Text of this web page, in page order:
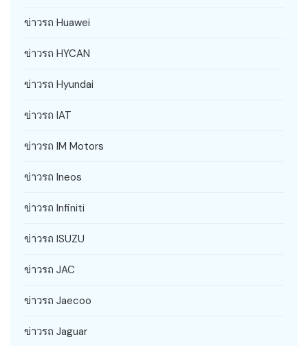
ข่าวรถ Huawei
ข่าวรถ HYCAN
ข่าวรถ Hyundai
ข่าวรถ IAT
ข่าวรถ IM Motors
ข่าวรถ Ineos
ข่าวรถ Infiniti
ข่าวรถ ISUZU
ข่าวรถ JAC
ข่าวรถ Jaecoo
ข่าวรถ Jaguar